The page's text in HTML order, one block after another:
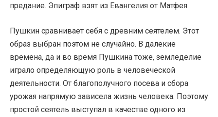
предание. Эпиграф взят из Евангелия от Матфея.
Пушкин сравнивает себя с древним сеятелем. Этот
образ выбран поэтом не случайно. В далекие
времена, да и во время Пушкина тоже, земледелие
играло определяющую роль в человеческой
деятельности. От благополучного посева и сбора
урожая напрямую зависела жизнь человека. Поэтому
простой сеятель выступал в качестве одного из